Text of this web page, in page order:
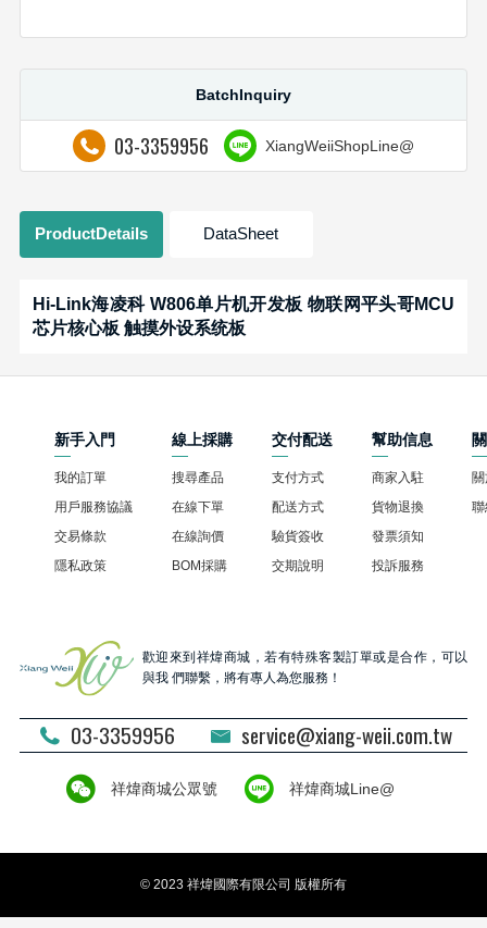
BatchInquiry
03-3359956 XiangWeiiShopLine@
ProductDetails DataSheet
Hi-Link海凌科 W806单片机开发板 物联网平头哥MCU
芯片核心板 触摸外设系统板
新手入門
我的訂單
用戶服務協議
交易條款
隱私政策
線上採購
搜尋產品
在線下單
在線詢價
BOM採購
交付配送
支付方式
配送方式
驗貨簽收
交期說明
幫助信息
商家入駐
貨物退換
發票須知
投訴服務
歡迎來到祥煒商城，若有特殊客製訂單或是合作，可以
與我 們聯繫，將有專人為您服務！
03-3359956 service@xiang-weii.com.tw
祥煒商城公眾號 祥煒商城Line@
© 2023 祥煒國際有限公司 版權所有